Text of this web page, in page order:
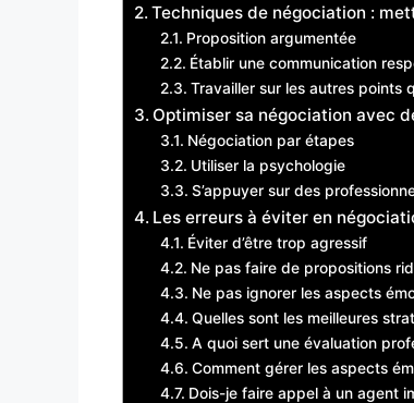
Techniques de négociation :
Proposition argumentée
Établir une communication
Travailler sur les autres points
Optimiser sa négociation avec
Négociation par étapes
Utiliser la psychologie
S’appuyer sur des
Les erreurs à éviter en
Éviter d’être trop agressif
Ne pas faire de propositions
Ne pas ignorer les aspects
Quelles sont les meilleures
A quoi sert une évaluation
Comment gérer les aspects
Dois-je faire appel à un agent